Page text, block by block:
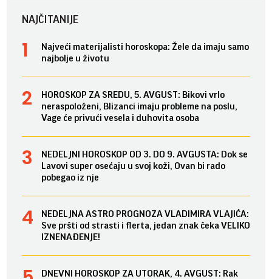
NAJČITANIJE
Najveći materijalisti horoskopa: Žele da imaju samo
najbolje u životu
HOROSKOP ZA SREDU, 5. AVGUST: Bikovi vrlo
neraspoloženi, Blizanci imaju probleme na poslu,
Vage će privući vesela i duhovita osoba
NEDELJNI HOROSKOP OD 3. DO 9. AVGUSTA: Dok se
Lavovi super osećaju u svoj koži, Ovan bi rado
pobegao iz nje
NEDELJNA ASTRO PROGNOZA VLADIMIRA VLAJIĆA:
Sve pršti od strasti i flerta, jedan znak čeka VELIKO
IZNENAĐENJE!
DNEVNI HOROSKOP ZA UTORAK, 4. AVGUST: Rak